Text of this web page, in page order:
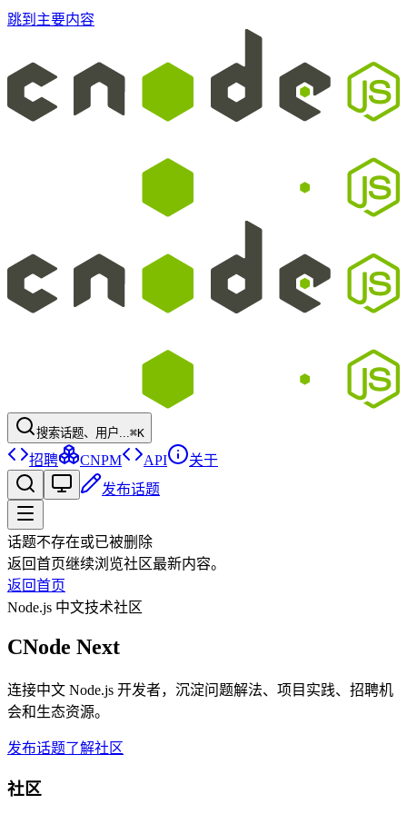
跳到主要内容
搜索话题、用户...⌘K
招聘 CNPM API
关于
发布话题
话题不存在或已被删除
返回首页继续浏览社区最新内容。
返回首页
Node.js 中文技术社区
CNode Next
连接中文 Node.js 开发者，沉淀问题解法、项目实践、招聘机
会和生态资源。
发布话题了解社区
社区